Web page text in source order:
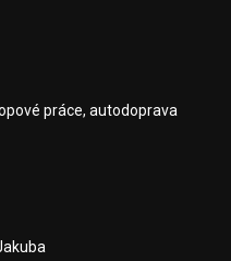
práce, autodoprava